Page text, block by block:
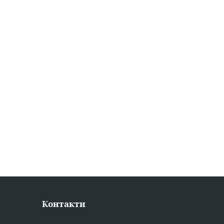
Контакти